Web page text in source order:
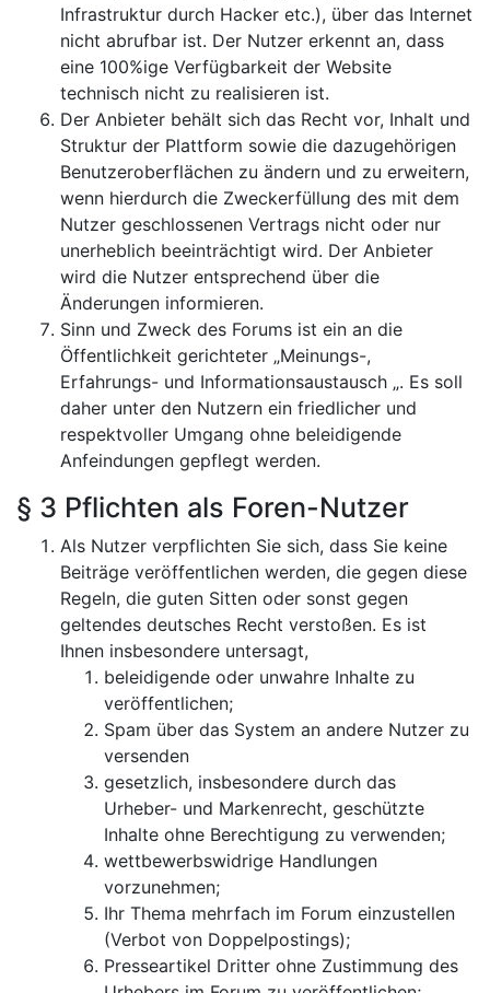
Infrastruktur durch Hacker etc.), über das Internet
nicht abrufbar ist. Der Nutzer erkennt an, dass
eine 100%ige Verfügbarkeit der Website
technisch nicht zu realisieren ist.
Der Anbieter behält sich das Recht vor, Inhalt und
Struktur der Plattform sowie die dazugehörigen
Benutzeroberflächen zu ändern und zu erweitern,
wenn hierdurch die Zweckerfüllung des mit dem
Nutzer geschlossenen Vertrags nicht oder nur
unerheblich beeinträchtigt wird. Der Anbieter
wird die Nutzer entsprechend über die
Änderungen informieren.
Sinn und Zweck des Forums ist ein an die
Öffentlichkeit gerichteter „Meinungs-,
Erfahrungs- und Informationsaustausch „. Es soll
daher unter den Nutzern ein friedlicher und
respektvoller Umgang ohne beleidigende
Anfeindungen gepflegt werden.
§ 3 Pflichten als Foren-Nutzer
Als Nutzer verpflichten Sie sich, dass Sie keine
Beiträge veröffentlichen werden, die gegen diese
Regeln, die guten Sitten oder sonst gegen
geltendes deutsches Recht verstoßen. Es ist
Ihnen insbesondere untersagt,
beleidigende oder unwahre Inhalte zu
veröffentlichen;
Spam über das System an andere Nutzer zu
versenden
gesetzlich, insbesondere durch das
Urheber- und Markenrecht, geschützte
Inhalte ohne Berechtigung zu verwenden;
wettbewerbswidrige Handlungen
vorzunehmen;
Ihr Thema mehrfach im Forum einzustellen
(Verbot von Doppelpostings);
Presseartikel Dritter ohne Zustimmung des